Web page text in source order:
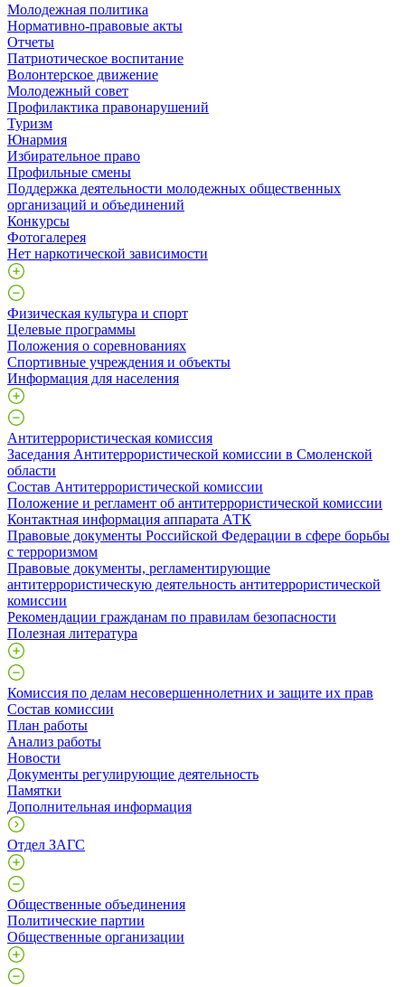
Молодежная политика
Нормативно-правовые акты
Отчеты
Патриотическое воспитание
Волонтерское движение
Молодежный совет
Профилактика правонарушений
Туризм
Юнармия
Избирательное право
Профильные смены
Поддержка деятельности молодежных общественных
организаций и объединений
Конкурсы
Фотогалерея
Нет наркотической зависимости
Физическая культура и спорт
Целевые программы
Положения о соревнованиях
Спортивные учреждения и объекты
Информация для населения
Антитеррористическая комиссия
Заседания Антитеррористической комиссии в Смоленской
области
Состав Антитеррористической комиссии
Положение и регламент об антитеррористической комиссии
Контактная информация аппарата АТК
Правовые документы Российской Федерации в сфере борьбы
с терроризмом
Правовые документы, регламентирующие
антитеррористическую деятельность антитеррористической
комиссии
Рекомендации гражданам по правилам безопасности
Полезная литература
Комиссия по делам несовершеннолетних и защите их прав
Состав комиссии
План работы
Анализ работы
Новости
Документы регулирующие деятельность
Памятки
Дополнительная информация
Отдел ЗАГС
Общественные объединения
Политические партии
Общественные организации